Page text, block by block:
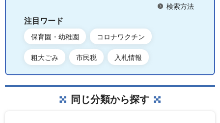
検索方法
注目ワード
保育園・幼稚園 コロナワクチン
粗大ごみ 市民税 入札情報
同じ分類から探す